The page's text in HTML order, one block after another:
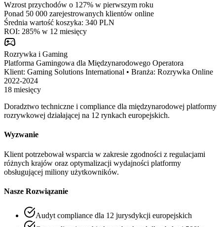
Wzrost przychodów o 127% w pierwszym roku
Ponad 50 000 zarejestrowanych klientów online
Średnia wartość koszyka: 340 PLN
ROI: 285% w 12 miesięcy
Rozrywka i Gaming
Platforma Gamingowa dla Międzynarodowego Operatora
Klient: Gaming Solutions International • Branża: Rozrywka Online
2022-2024
18 miesięcy
Doradztwo techniczne i compliance dla międzynarodowej platformy
rozrywkowej działającej na 12 rynkach europejskich.
Wyzwanie
Klient potrzebował wsparcia w zakresie zgodności z regulacjami
różnych krajów oraz optymalizacji wydajności platformy
obsługującej miliony użytkowników.
Nasze Rozwiązanie
Audyt compliance dla 12 jurysdykcji europejskich